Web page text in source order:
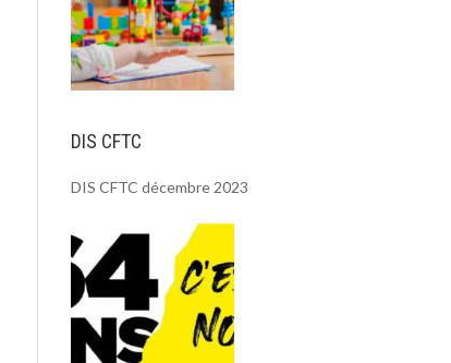
DIS CFTC
DIS CFTC décembre 2023